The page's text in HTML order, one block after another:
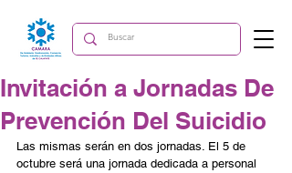
Invitación a Jornadas De
Prevención Del Suicidio
Las mismas serán en dos jornadas. El 5 de
octubre será una jornada dedicada a personal